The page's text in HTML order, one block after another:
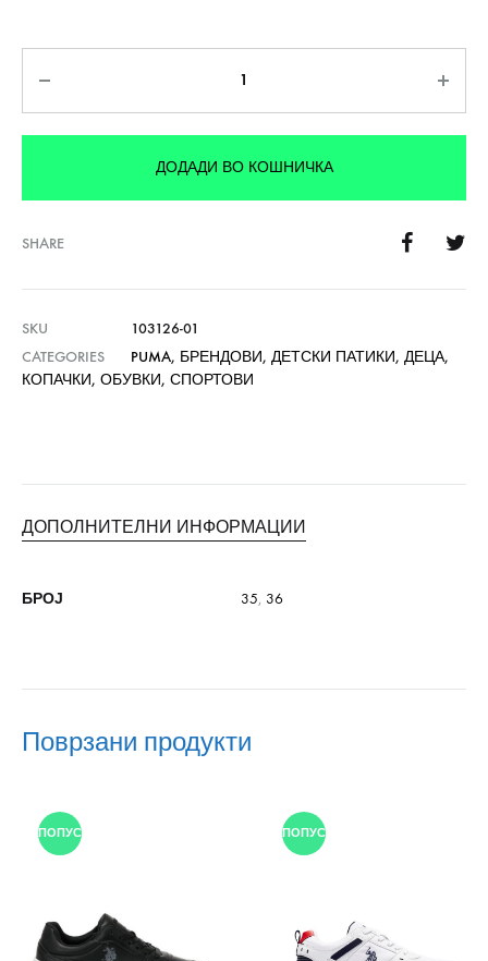
ДОДАДИ ВО КОШНИЧКА
SHARE
SKU
103126-01
CATEGORIES
PUMA, БРЕНДОВИ, ДЕТСКИ ПАТИКИ, ДЕЦА,
КОПАЧКИ, ОБУВКИ, СПОРТОВИ
ДОПОЛНИТЕЛНИ ИНФОРМАЦИИ
БРОЈ 35, 36
Поврзани продукти
ПОПУСТ ПОПУСТ